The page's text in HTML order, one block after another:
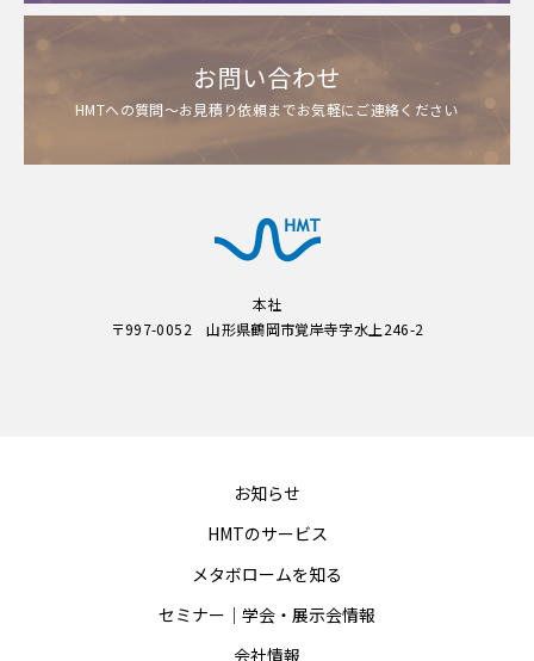
お問い合わせ
HMTへの質問～お見積り依頼までお気軽にご連絡ください
本社
〒997-0052 山形県鶴岡市覚岸寺字水上246-2
お知らせ
HMTのサービス
メタボロームを知る
セミナー｜学会・展示会情報
会社情報